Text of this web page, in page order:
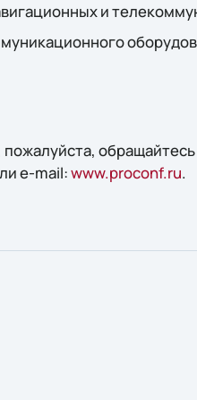
и
пожалуйста,
e-mail:www.proconf.ru.